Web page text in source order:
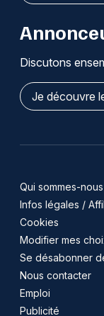
Discutons
Je découvre
Qui sommes-nous
Infos légales /
Cookies
Modifier mes
Se désabonner
Nous contacter
Emploi
Publicité